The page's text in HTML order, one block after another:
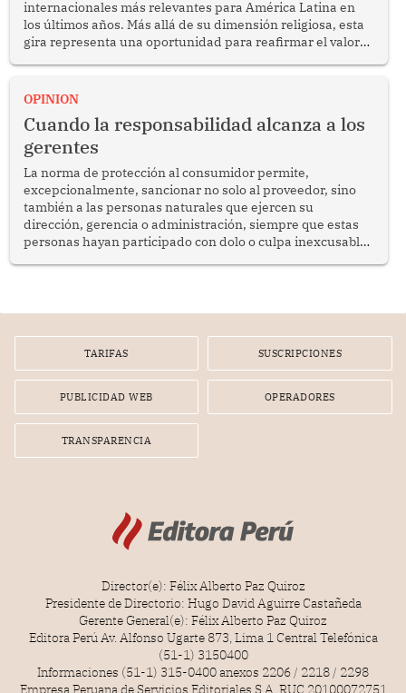
internacionales más relevantes para América Latina en
los últimos años. Más allá de su dimensión religiosa, esta
gira representa una oportunidad para reafirmar el valor
enfrenta desafíos en materia de desarrollo, cohesión
OPINION
Cuando la responsabilidad alcanza a los
gerentes
La norma de protección al consumidor permite,
excepcionalmente, sancionar no solo al proveedor, sino
también a las personas naturales que ejercen su
dirección, gerencia o administración, siempre que estas
personas hayan participado con dolo o culpa inexcusable
por la frustrada realización de un meet and greet con
TARIFAS SUSCRIPCIONES
PUBLICIDAD WEB OPERADORES
TRANSPARENCIA
Director(e): Félix Alberto Paz Quiroz
Presidente de Directorio: Hugo David Aguirre Castañeda
Gerente General(e): Félix Alberto Paz Quiroz
Editora Perú Av. Alfonso Ugarte 873, Lima 1 Central Telefónica
(51-1) 3150400
Informaciones (51-1) 315-0400 anexos 2206 / 2218 / 2298
Empresa Peruana de Servicios Editoriales S.A. RUC 20100072751